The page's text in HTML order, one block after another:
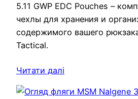
5.11 GWP EDC Pouches –
чехлы для хранения и
содержимого вашего
Tactical.
Читати далі